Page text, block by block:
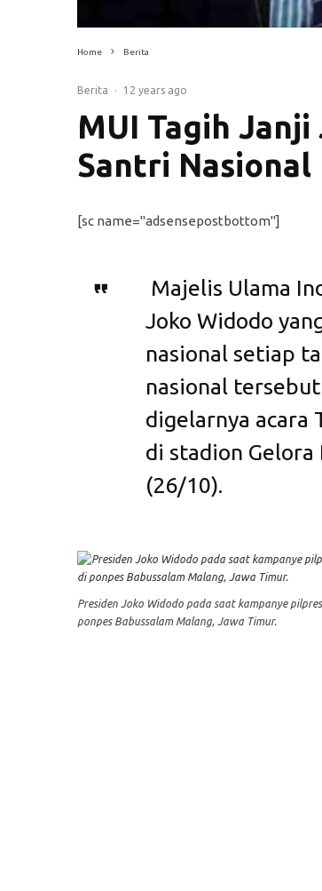
Home Berita
Berita · 12 years ago
MUI Tagih
Santri Nasional
[sc name="adsensepostbottom"]
Majelis Ulama
Joko Widodo
nasional setiap
nasional
digelarnya acara
di stadion Gelora
(26/10).
Presiden Joko Widodo pada saat kampanye
ponpes Babussalam Malang, Jawa Timur.